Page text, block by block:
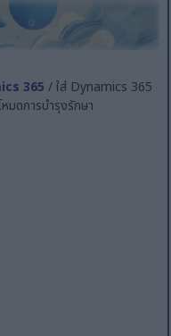
365 / ใส่ Dynamics 365
ดการบำรุงรักษา